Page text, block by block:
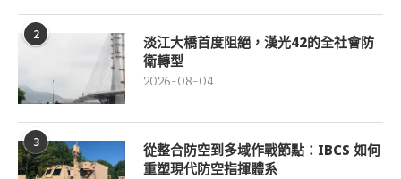
2
淡江大橋首度阻絕，漢光42的全社會防
衛轉型
2026-08-04
3
從整合防空到多域作戰節點：IBCS 如何
重塑現代防空指揮體系